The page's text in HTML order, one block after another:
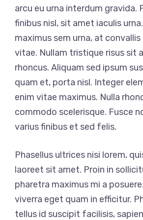
arcu eu urna interdum gravida.
finibus nisl, sit amet iaculis
maximus sem urna, at
vitae. Nullam tristique risus sit
rhoncus. Aliquam sed ipsum
quam et, porta nisl. Integer
enim vitae maximus. Nulla
commodo scelerisque. Fusce
varius finibus et sed felis.
Phasellus ultrices nisi lorem,
laoreet sit amet. Proin in
pharetra maximus mi a
viverra eget quam in efficitur.
tellus id suscipit facilisis,